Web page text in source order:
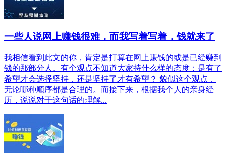
一些人说网上赚钱很难，而我写着写着，钱就来了
我相信看到此文的你，肯定是打算在网上赚钱的或是已经赚到
钱的那部分人。有个观点不知道大家持什么样的态度：是有了
希望才会选择坚持，还是坚持了才有希望？ 貌似这个观点，
无论哪种顺序都是合理的。而接下来，根据我个人的亲身经
历，说说对于这句话的理解...